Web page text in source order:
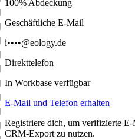
100% Abdeckung
Geschäftliche E-Mail
i••••@eology.de
Direkttelefon
In Workbase verfügbar
E-Mail und Telefon erhalten
Registriere dich, um verifizierte
CRM-Export zu nutzen.